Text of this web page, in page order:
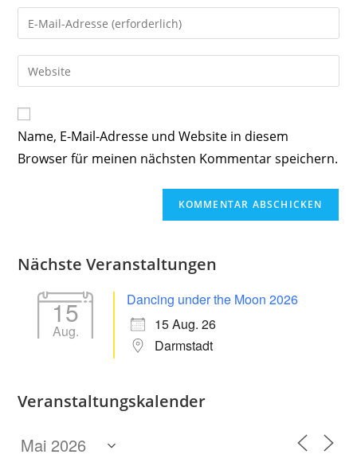
Namen
oder
zum
Kommentieren
ein
Gib
deine
E-
Mail-
zum
Kommentieren
ein
Gib
deine
Website-
URL
ein
(optional)
Name, E-Mail-Adresse und Website in diesem
Browser für meinen nächsten Kommentar speichern.
Nächste Veranstaltungen
15
Aug.
Dancing under the Moon 2026
15 Aug. 26
Darmstadt
Veranstaltungskalender